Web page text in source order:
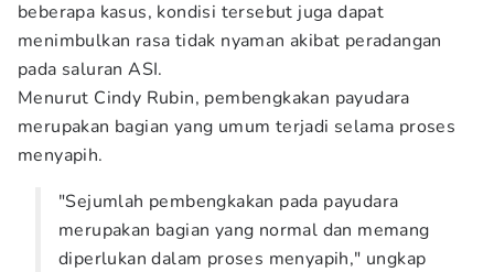
beberapa kasus, kondisi tersebut juga dapat
menimbulkan rasa tidak nyaman akibat peradangan
pada saluran ASI.
Menurut Cindy Rubin, pembengkakan payudara
merupakan bagian yang umum terjadi selama proses
menyapih.
"Sejumlah pembengkakan pada payudara
merupakan bagian yang normal dan memang
diperlukan dalam proses menyapih," ungkap